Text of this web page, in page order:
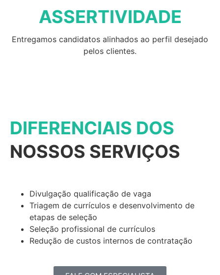
ASSERTIVIDADE
Entregamos candidatos alinhados ao perfil desejado
pelos clientes.
DIFERENCIAIS DOS
NOSSOS SERVIÇOS
Divulgação qualificação de vaga
Triagem de currículos e desenvolvimento de
etapas de seleção
Seleção profissional de currículos
Redução de custos internos de contratação